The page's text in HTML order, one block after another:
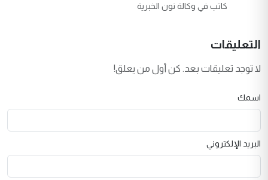
كاتب في وكالة نون الخبرية
التعليقات
لا توجد تعليقات بعد. كن أول من يعلق!
اسمك
البريد الإلكتروني